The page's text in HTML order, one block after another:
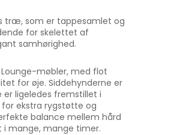
træ, som er tappesamlet og
for skelettet af
samhørighed.
møbler, med flot
for øje. Siddehynderne er
er ligeledes fremstillet i
ekstra rygstøtte og
balance mellem hård
i mange, mange timer.